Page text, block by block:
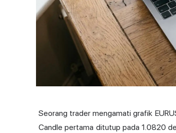
Seorang trader mengamati grafik
Candle pertama ditutup pada 1.0820